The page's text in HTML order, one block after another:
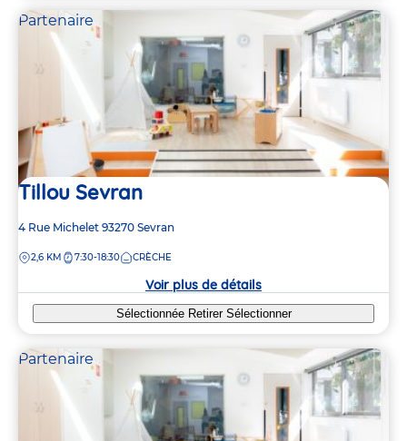
Partenaire
Tillou Sevran
Adresse
la
4 Rue Michelet 93270 Sevran
DISTANCE
2,6 KM 7:30-18:30 CRÈCHE
Voir plus de détails
Sélectionnée Retirer Sélectionner
Partenaire